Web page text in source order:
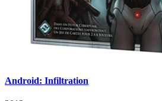
Android: Infiltration